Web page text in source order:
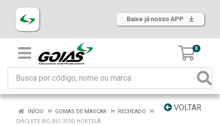
Baixe já nosso APP
0
VOLTAR
INÍCIO GOMAS DE MASCAR
RECHEADO
CHICLETE BIG BIG 315G HORTELÃ